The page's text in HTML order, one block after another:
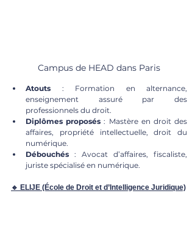
Campus de HEAD dans Paris
Atouts : Formation en alternance,
enseignement assuré par des
professionnels du droit.
Diplômes proposés : Mastère en droit des
affaires, propriété intellectuelle, droit du
numérique.
Débouchés : Avocat d’affaires, fiscaliste,
juriste spécialisé en numérique.
🔹 ELIJE (École de Droit et d’Intelligence Juridique)